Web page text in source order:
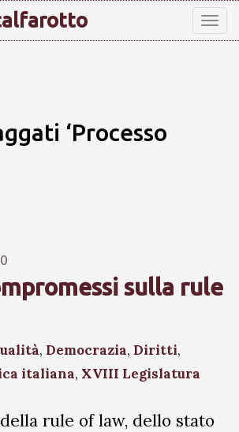
‘Processo
sulla rule
, Democrazia, Diritti,
italiana, XVIII Legislatura
rule of law, dello stato